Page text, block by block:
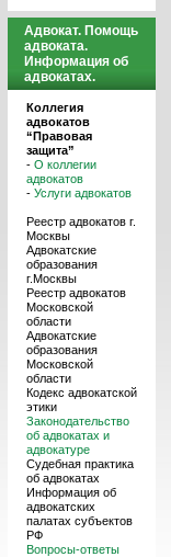
Адвокат. Помощь
адвоката.
Информация об
адвокатах.
Коллегия
адвокатов
“Правовая
защита”
- О коллегии
адвокатов
- Услуги адвокатов
Реестр адвокатов г.
Москвы
Адвокатские
образования
г.Москвы
Реестр адвокатов
Московской
области
Адвокатские
образования
Московской
области
Кодекс адвокатской
этики
Законодательство
об адвокатах и
адвокатуре
Судебная практика
об адвокатах
Информация об
адвокатских
палатах субъектов
РФ
Вопросы-ответы